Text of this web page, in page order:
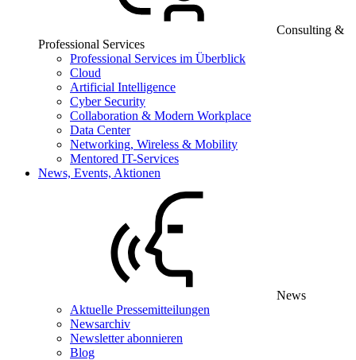
Consulting &
Professional Services
Professional Services im Überblick
Cloud
Artificial Intelligence
Cyber Security
Collaboration & Modern Workplace
Data Center
Networking, Wireless & Mobility
Mentored IT-Services
News, Events, Aktionen
News
Aktuelle Pressemitteilungen
Newsarchiv
Newsletter abonnieren
Blog